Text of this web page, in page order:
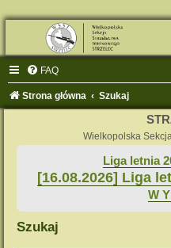
FAQ
Strona główna Szukaj
Wielkopolska
Liga letnia
[16.08.2026] Liga
W Y
Szukaj